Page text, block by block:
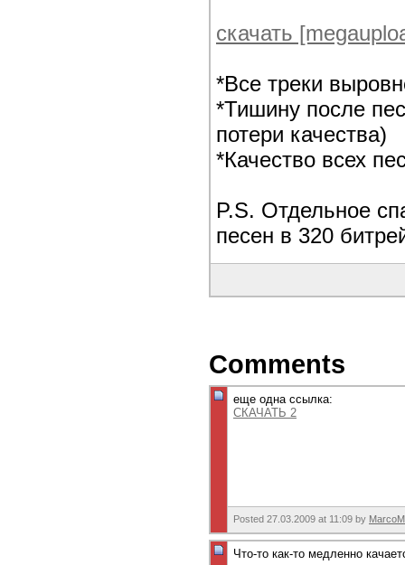
скачать
*Все треки
*Тишину после
потери качества)
*Качество всех
P.S. Отдельное
песен в 320
Comments
еще одна ссылка:
СКАЧАТЬ 2
Posted 27.03.2009 at 11:09 by
Что-то как-то медленно